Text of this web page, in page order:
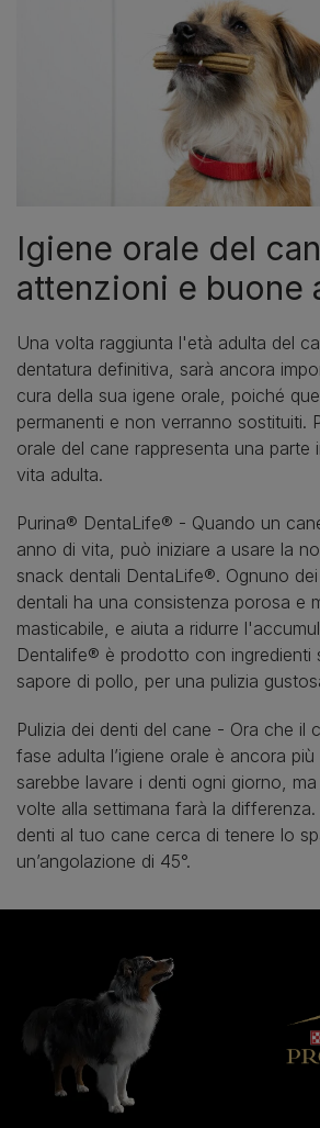
Igiene orale del
attenzioni e buone
Una volta raggiunta l'età adulta del
dentatura definitiva, sarà ancora
cura della sua igene orale, poiché
permanenti e non verranno sostituiti.
orale del cane rappresenta una parte
vita adulta.
Purina® DentaLife® - Quando un
anno di vita, può iniziare a usare la
snack dentali DentaLife®. Ognuno
dentali ha una consistenza porosa e
masticabile, e aiuta a ridurre
Dentalife® è prodotto con ingredienti
sapore di pollo, per una pulizia
Pulizia dei denti del cane - Ora che il
fase adulta l’igiene orale è ancora
sarebbe lavare i denti ogni giorno,
volte alla settimana farà la
denti al tuo cane cerca di tenere lo
un’angolazione di 45°.